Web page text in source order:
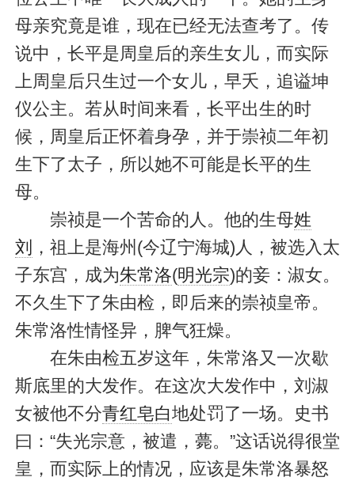
母亲究竟是谁，现在已经无法查考了。传
说中，长平是周皇后的亲生女儿，而实际
上周皇后只生过一个女儿，早夭，追谥坤
仪公主。若从时间来看，长平出生的时
候，周皇后正怀着身孕，并于崇祯二年初
生下了太子，所以她不可能是长平的生
母。
崇祯是一个苦命的人。他的生母姓
刘 ，祖上是海州(今辽宁海城)人，被选入太
子东宫，成为朱常洛(明光宗)的妾：淑女。
不久生下了朱由检，即后来的崇祯皇帝。
朱常洛性情怪异，脾气狂燥。
在朱由检五岁这年，朱常洛又一次歇
斯底里的大发作。在这次大发作中，刘淑
女被他不分青红皂白地处罚了一场。史书
曰：“失光宗意，被遣，薨。”这话说得很堂
皇，而实际上的情况，应该是朱常洛暴怒